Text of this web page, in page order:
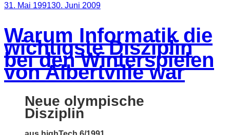
das
Gespött
der
Fahrgäste
war“
Veröffentlicht
31. Mai 199130. Juni 2009
Warum Informatik die
wichtigste Disziplin
bei den Winterspielen
von Albertville war
Neue olympische
Disziplin